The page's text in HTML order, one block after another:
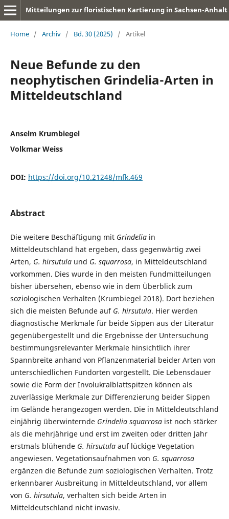
Mitteilungen zur floristischen Kartierung in Sachsen-Anhalt
Home / Archiv / Bd. 30 (2025) / Artikel
Neue Befunde zu den
neophytischen Grindelia-Arten in
Mitteldeutschland
Anselm Krumbiegel
Volkmar Weiss
DOI: https://doi.org/10.21248/mfk.469
Abstract
Die weitere Beschäftigung mit Grindeliain
Mitteldeutschland hat ergeben, dass gegenwärtig zwei
Arten, G. hirsutulaund G. squarrosa, in Mitteldeutschland
vorkommen. Dies wurde in den meisten Fundmitteilungen
bisher übersehen, ebenso wie in dem Überblick zum
soziologischen Verhalten (Krumbiegel 2018). Dort beziehen
sich die meisten Befunde auf G. hirsutula. Hier werden
diagnostische Merkmale für beide Sippen aus der Literatur
gegenübergestellt und die Ergebnisse der Untersuchung
bestimmungsrelevanter Merkmale hinsichtlich ihrer
Spannbreite anhand von Pflanzenmaterial beider Arten von
unterschiedlichen Fundorten vorgestellt. Die Lebensdauer
sowie die Form der Involukralblattspitzen können als
zuverlässige Merkmale zur Differenzierung beider Sippen
im Gelände herangezogen werden. Die in Mitteldeutschland
einjährig überwinternde Grindelia squarrosa ist noch stärker
als die mehrjährige und erst im zweiten oder dritten Jahr
erstmals blühende G. hirsutula auf lückige Vegetation
angewiesen. Vegetationsaufnahmen von G. squarrosa
ergänzen die Befunde zum soziologischen Verhalten. Trotz
erkennbarer Ausbreitung in Mitteldeutschland, vor allem
von G. hirsutula, verhalten sich beide Arten in
Mitteldeutschland nicht invasiv.